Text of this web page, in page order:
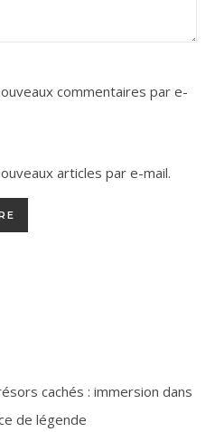
commentaires par e-
articles par e-mail.
cachés : immersion dans
de légende